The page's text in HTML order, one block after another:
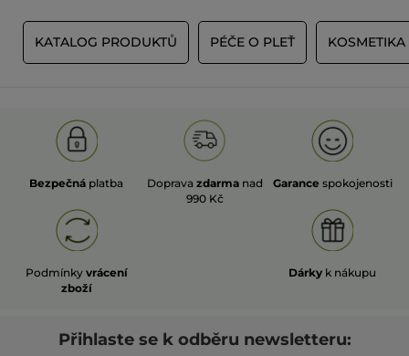
KATALOG PRODUKTŮ PÉČE O PLEŤ
Bezpečná platba Doprava zdarma nad
990 Kč
Garance spokojenosti
Podmínky vrácení
zboží
Dárky k nákupu
Přihlaste se k odběru newsletteru: